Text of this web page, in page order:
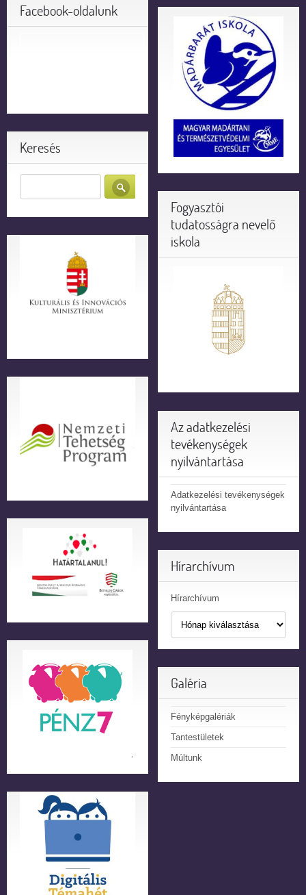
Facebook-oldalunk
Keresés
Fogyasztói
tudatosságra nevelő
iskola
Az adatkezelési
tevékenységek
nyilvántartása
Adatkezelési tevékenységek
nyilvántartása
Hírarchívum
Hírarchívum
Galéria
Fényképgalériák
Tantestületek
Múltunk